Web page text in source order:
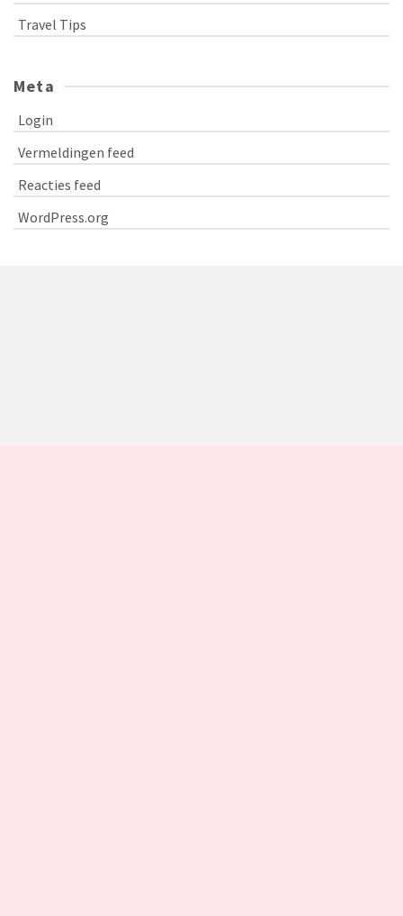
Travel Tips
Meta
Login
Vermeldingen feed
Reacties feed
WordPress.org